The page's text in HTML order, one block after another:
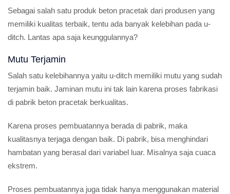
Sebagai salah satu produk beton pracetak dari produsen yang
memiliki kualitas terbaik, tentu ada banyak kelebihan pada u-
ditch. Lantas apa saja keunggulannya?
Mutu Terjamin
Salah satu kelebihannya yaitu u-ditch memiliki mutu yang sudah
terjamin baik. Jaminan mutu ini tak lain karena proses fabrikasi
di pabrik beton pracetak berkualitas.
Karena proses pembuatannya berada di pabrik, maka
kualitasnya terjaga dengan baik. Di pabrik, bisa menghindari
hambatan yang berasal dari variabel luar. Misalnya saja cuaca
ekstrem.
Proses pembuatannya juga tidak hanya menggunakan material